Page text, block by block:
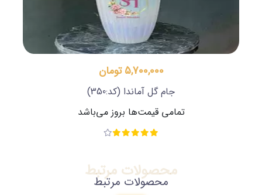
5,700,000 تومان
جام گل آماندا (کد:350)
تمامی قیمت‌ها بروز می‌باشد
محصولات مرتبط
محصولات مرتبط